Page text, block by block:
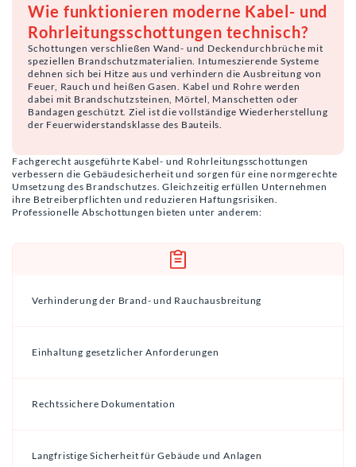
Wie funktionieren moderne Kabel- und
Rohrleitungsschottungen technisch?
Schottungen verschließen Wand- und Deckendurchbrüche mit
speziellen Brandschutzmaterialien. Intumeszierende Systeme
dehnen sich bei Hitze aus und verhindern die Ausbreitung von
Feuer, Rauch und heißen Gasen. Kabel und Rohre werden
dabei mit Brandschutzsteinen, Mörtel, Manschetten oder
Bandagen geschützt. Ziel ist die vollständige Wiederherstellung
der Feuerwiderstandsklasse des Bauteils.
Fachgerecht ausgeführte Kabel- und Rohrleitungsschottungen
verbessern die Gebäudesicherheit und sorgen für eine normgerechte
Umsetzung des Brandschutzes. Gleichzeitig erfüllen Unternehmen
ihre Betreiberpflichten und reduzieren Haftungsrisiken.
Professionelle Abschottungen bieten unter anderem:
Verhinderung der Brand- und Rauchausbreitung
Einhaltung gesetzlicher Anforderungen
Rechtssichere Dokumentation
Langfristige Sicherheit für Gebäude und Anlagen